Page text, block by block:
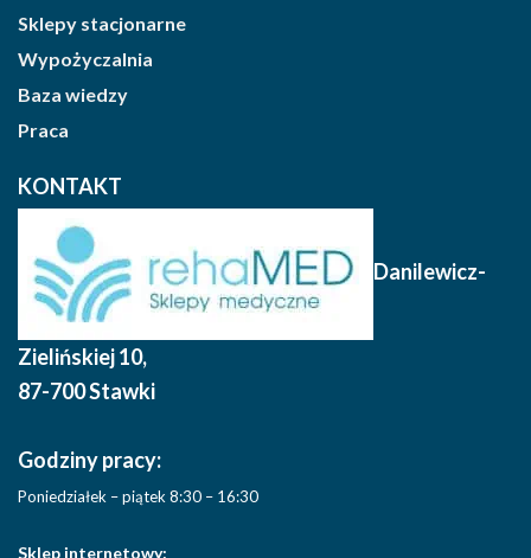
Sklepy stacjonarne
Wypożyczalnia
Baza wiedzy
Praca
KONTAKT
Danilewicz-
Zielińskiej 10,
87-700 Stawki
Godziny pracy:
Poniedziałek – piątek 8:30 – 16:30
Sklep internetowy: